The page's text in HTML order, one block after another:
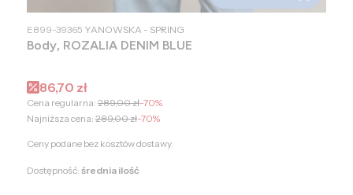
E899-39365 PRODUCENT
YANOWSKA - SPRING
Body, ROZALIA DENIM BLUE
Cena promocyjna
86,70 zł
Cena regularna: 289,00 zł-70%
Najniższa cena: 289,00 zł-70%
Ceny podane bez kosztów dostawy.
Dostępność: średnia ilość